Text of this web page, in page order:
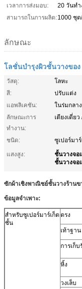
เวลาการส่งมอบ:
20 วันทำ
สามารถในการผลิต:1000 ชุ
ลักษณะ
โลชั่นบำรุงผิวชั้นวางของ
วัสดุ:
โลหะ
สี:
ปรับแต่ง
แอพลิเคชัน:
ในร่มกลา
ลักษณะการ
ทำงาน:
เตียงเดี่ย
ชนิด:
ซูเปอร์มาร์
แสงสูง:
ชั้นวางจอ
ชั้นวางจอ
ซักผ้าเชิงพาณิชย์ชั้นวางร้าน
ข้อมูลจำเพาะ:
สำหรับซูเปอร์มาร์เก็ต
ชั้น
ตรง
เท้าฐาน
การเก็
หิ้ง
วงเล็บ